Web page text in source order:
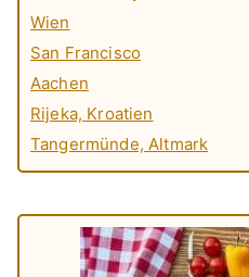
Wien
San Francisco
Aachen
Rijeka, Kroatien
Tangermünde, Altmark